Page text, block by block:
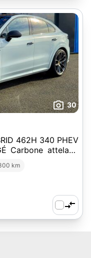
30
462H 340 PHEV
Carbone attelage
km